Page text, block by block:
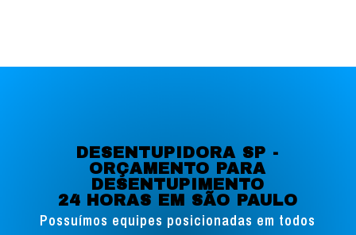
DESENTUPIDORA SP -
ORÇAMENTO PARA
DESENTUPIMENTO
24 HORAS EM SÃO PAULO
Possuímos equipes posicionadas em todos